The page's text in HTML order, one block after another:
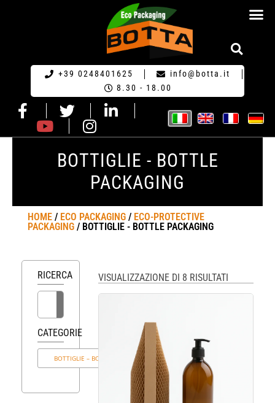
+39 0248401625
info@botta.it
8.30 - 18.00
BOTTIGLIE - BOTTLE
PACKAGING
HOME / ECO PACKAGING / ECO-PROTECTIVE
PACKAGING / BOTTIGLIE - BOTTLE PACKAGING
RICERCA
CATEGORIE
VISUALIZZAZIONE DI 8 RISULTATI